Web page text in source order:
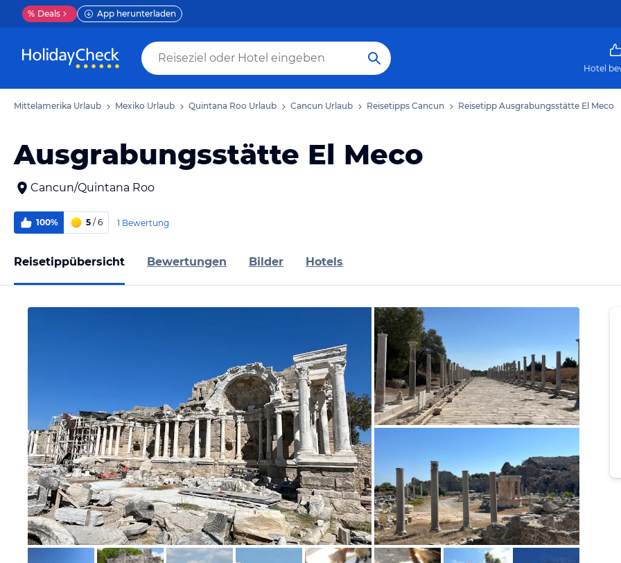
% Deals App herunterladen
Hotel
Mittelamerika Urlaub Mexiko Urlaub Quintana Roo Urlaub Cancun Urlaub Reisetipps Cancun Reisetipp Ausgrabungsstätte El Meco
Ausgrabungsstätte El Meco
Cancun/Quintana Roo
100% 5 / 6 1 Bewertung
Reisetippübersicht Bewertungen Bilder Hotels